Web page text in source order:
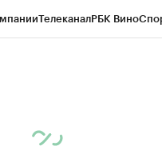
ТелеканалРБК Вино